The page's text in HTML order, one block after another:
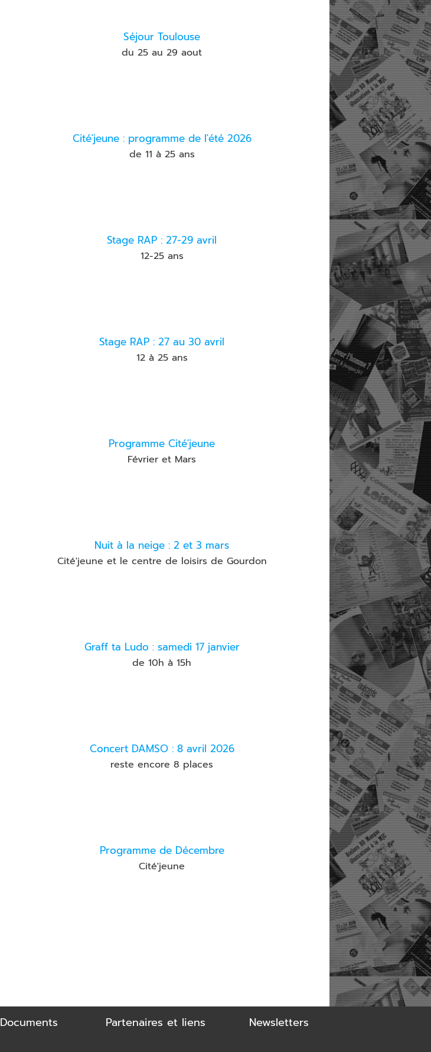
Séjour Toulouse
du 25 au 29 aout
Cité'jeune : programme de l'été 2026
de 11 à 25 ans
Stage RAP : 27-29 avril
12-25 ans
Stage RAP : 27 au 30 avril
12 à 25 ans
Programme Cité'jeune
Février et Mars
Nuit à la neige : 2 et 3 mars
Cité'jeune et le centre de loisirs de Gourdon
Graff ta Ludo : samedi 17 janvier
de 10h à 15h
Concert DAMSO : 8 avril 2026
reste encore 8 places
Programme de Décembre
Cité'jeune
Documents Partenaires et liens Newsletters